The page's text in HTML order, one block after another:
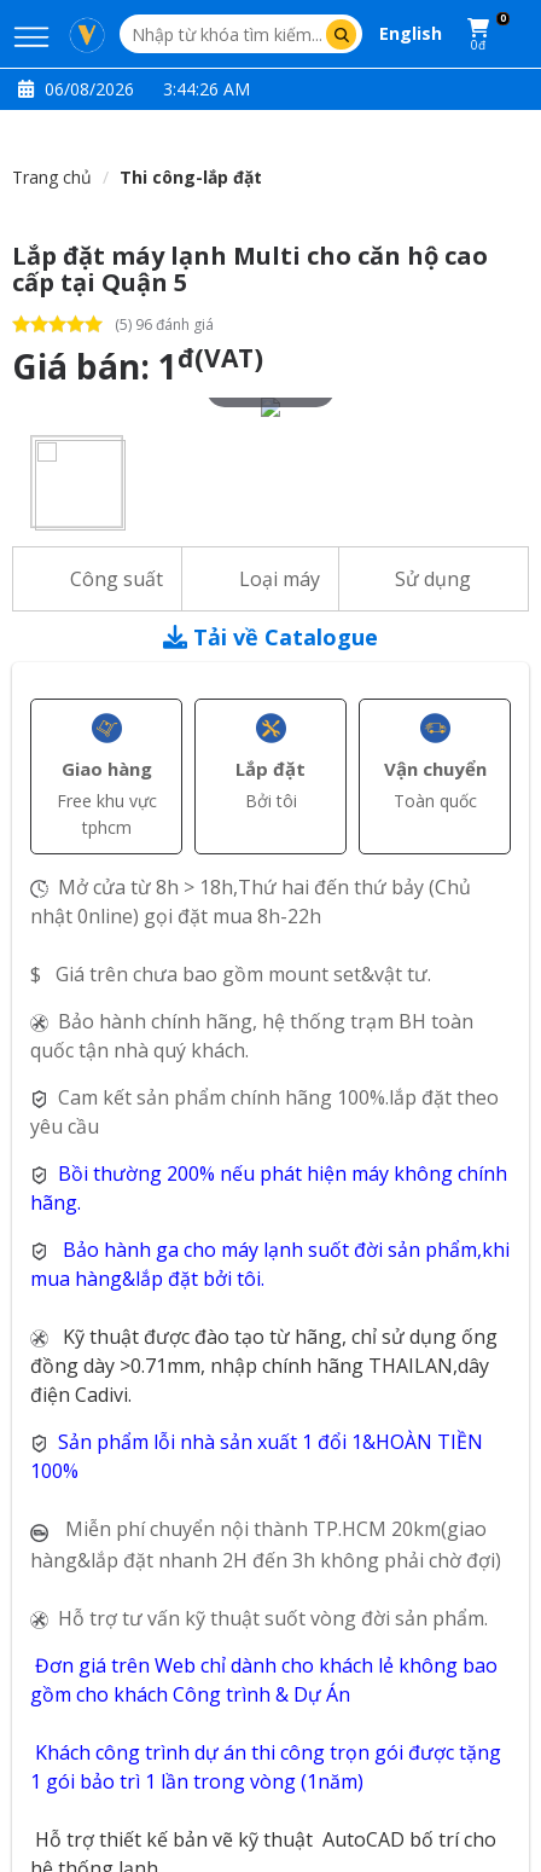
English
0
0đ
06/08/2026 3:44:27 AM
Trang chủ Thi công-lắp đặt
Lắp đặt máy lạnh Multi cho căn hộ cao
cấp tại Quận 5
(5) 96 đánh giá
Giá bán: 1đ(VAT)
Công suất Loại máy Sử dụng
Tải về Catalogue
Giao hàng
Free khu vực
tphcm
Lắp đặt
Bởi tôi
Vận chuyển
Toàn quốc
Mở cửa từ 8h > 18h,Thứ hai đến thứ bảy (Chủ
nhật 0nline) gọi đặt mua 8h-22h
$ Giá trên chưa bao gồm mount set&vật tư.
Bảo hành chính hãng, hệ thống trạm BH toàn
quốc tận nhà quý khách.
Cam kết sản phẩm chính hãng 100%.lắp đặt theo
yêu cầu
Bồi thường 200% nếu phát hiện máy không chính
hãng.
Bảo hành ga cho máy lạnh suốt đời sản phẩm,khi
mua hàng&lắp đặt bởi tôi.
Kỹ thuật được đào tạo từ hãng, chỉ sử dụng ống
đồng dày >0.71mm, nhập chính hãng THAILAN,dây
điện Cadivi.
Sản phẩm lỗi nhà sản xuất 1 đổi 1&HOÀN TIỀN
100%
Miễn phí chuyển nội thành TP.HCM 20km(giao
hàng&lắp đặt nhanh 2H đến 3h không phải chờ đợi)
Hỗ trợ tư vấn kỹ thuật suốt vòng đời sản phẩm.
Đơn giá trên Web chỉ dành cho khách lẻ không bao
gồm cho khách Công trình & Dự Án
Khách công trình dự án thi công trọn gói được tặng
1 gói bảo trì 1 lần trong vòng (1năm)
Hỗ trợ thiết kế bản vẽ kỹ thuật AutoCAD bố trí cho